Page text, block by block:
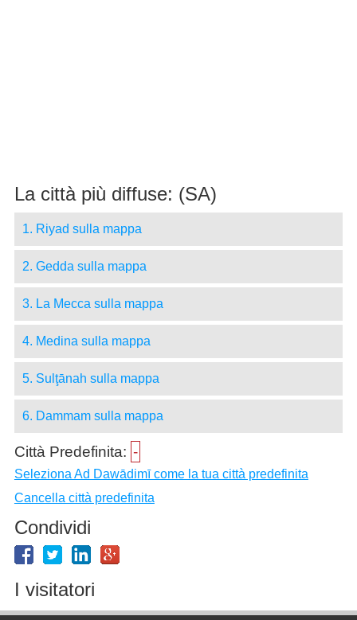
La città più diffuse: (SA)
1. Riyad sulla mappa
2. Gedda sulla mappa
3. La Mecca sulla mappa
4. Medina sulla mappa
5. Sulţānah sulla mappa
6. Dammam sulla mappa
Città Predefinita: -
Seleziona Ad Dawādimī come la tua città predefinita
Cancella città predefinita
Condividi
I visitatori